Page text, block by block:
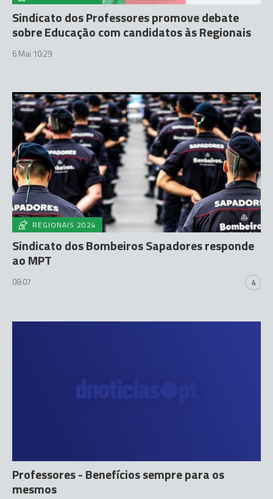
Sindicato dos Professores promove debate
sobre Educação com candidatos às Regionais
6 Mai 10:29
REGIONAIS 2024
Sindicato dos Bombeiros Sapadores responde
ao MPT
08:07 4
Professores - Benefícios sempre para os
mesmos